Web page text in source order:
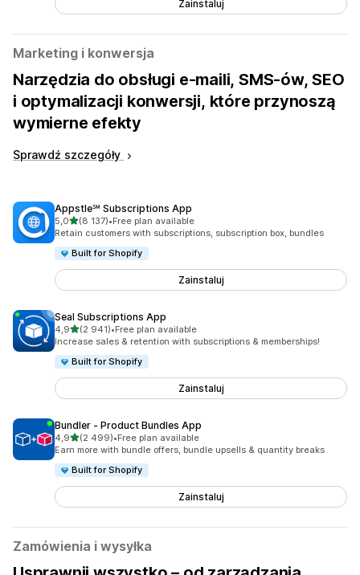
Zainstaluj
Marketing i konwersja
Narzędzia do obsługi e-maili, SMS-ów, SEO
i optymalizacji konwersji, które przynoszą
wymierne efekty
Sprawdź szczegóły
Appstle℠ Subscriptions App
5,0na 5 gwiazdek
(8 137)
Łączna liczba recenzji: 8137
•Free plan available
Retain customers with subscriptions, subscription box, bundles
Built for Shopify
Zainstaluj
Seal Subscriptions App
4,9na 5 gwiazdek
(2 941)
Łączna liczba recenzji: 2941
•Free plan available
Increase sales & retention with subscriptions & memberships!
Built for Shopify
Zainstaluj
Bundler ‑ Product Bundles App
4,9na 5 gwiazdek
(2 499)
Łączna liczba recenzji: 2499
•Free plan available
Earn more with bundle offers, bundle upsells & quantity breaks
Built for Shopify
Zainstaluj
Zamówienia i wysyłka